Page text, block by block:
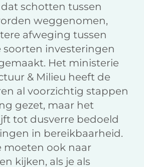
schotten tussen
weggenomen,
afweging tussen
soorten investeringen
Het ministerie
& Milieu heeft de
al voorzichtig stappen
gezet, maar het
tot dusverre bedoeld
in bereikbaarheid.
moeten ook naar
kijken, als je als